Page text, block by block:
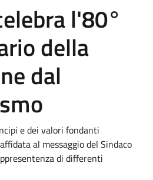
l'80°
della
dal
e dei valori fondanti
al messaggio del Sindaco
di differenti